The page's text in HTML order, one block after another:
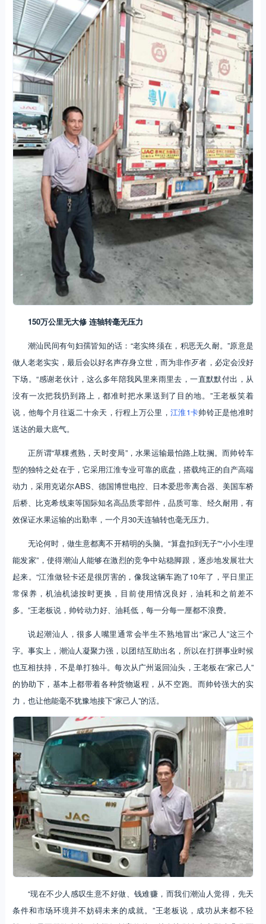
150万公里无大修 连轴转毫无压力
潮汕民间有句妇孺皆知的话：“老实终须在，积恶无久耐。”原意是
做人老老实实，最后会以好名声存身立世，而为非作歹者，必定会没好
下场。“感谢老伙计，这么多年陪我风里来雨里去，一直默默付出，从
没有一次把我扔到路上，都准时把水果送到了目的地。”王老板笑着
说，他每个月往返二十余天，行程上万公里，江淮1卡帅铃正是他准时
送达的最大底气。
正所谓“草粿煮熟，天时变局”，水果运输最怕路上耽搁。而帅铃车
型的独特之处在于，它采用江淮专业可靠的底盘，搭载纯正的自产高端
动力，采用克诺尔ABS、德国博世电控、日本爱思帝离合器、美国车桥
后桥、比克希线束等国际知名高品质零部件，品质可靠、经久耐用，有
效保证水果运输的出勤率，一个月30天连轴转也毫无压力。
无论何时，做生意都离不开精明的头脑。“算盘扣到无子”“小小生理
能发家”，使得潮汕人能够在激烈的竞争中站稳脚跟，逐步地发展壮大
起来。“江淮做轻卡还是很厉害的，像我这辆车跑了10年了，平日里正
常保养，机油机滤按时更换，目前使用情况良好，油耗和之前差不
多。”王老板说，帅铃动力好、油耗低，每一分每一厘都不浪费。
说起潮汕人，很多人嘴里通常会半生不熟地冒出“家己人”这三个
字。事实上，潮汕人凝聚力强，以团结互助出名，所以在打拼事业时候
也互相扶持，不是单打独斗。每次从广州返回汕头，王老板在“家己人”
的协助下，基本上都带着各种货物返程，从不空跑。而帅铃强大的实
力，也让他能毫不犹豫地接下“家己人”的活。
“现在不少人感叹生意不好做、钱难赚，而我们潮汕人觉得，先天
条件和市场环境并不妨碍未来的成就。”王老板说，成功从来都不轻